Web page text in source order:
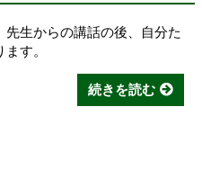
生からの講話の後、自分た
す。
続きを読む